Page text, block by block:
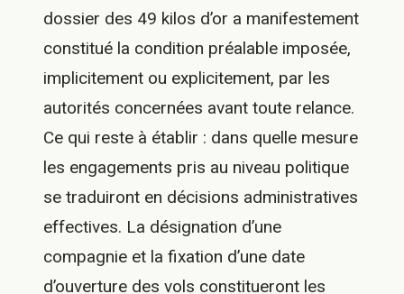
dossier des 49 kilos d’or a manifestement
constitué la condition préalable imposée,
implicitement ou explicitement, par les
autorités concernées avant toute relance.
Ce qui reste à établir : dans quelle mesure
les engagements pris au niveau politique
se traduiront en décisions administratives
effectives. La désignation d’une
compagnie et la fixation d’une date
d’ouverture des vols constitueront les